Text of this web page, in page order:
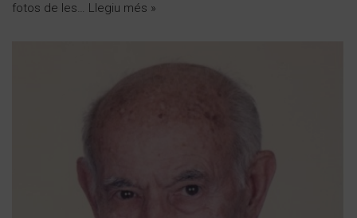
fotos de les… Llegiu més »